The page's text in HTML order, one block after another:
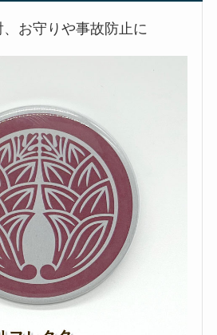
お守りや事故防止に